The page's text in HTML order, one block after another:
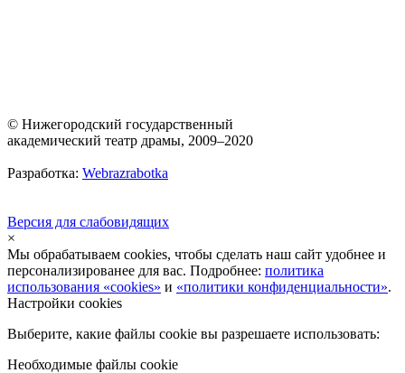
© Нижегородский государственный
академический театр драмы, 2009–2020
Разработка: Webrazrabotka
Версия для слабовидящих
×
Мы обрабатываем cookies, чтобы сделать наш сайт удобнее и
персонализированее для вас. Подробнее: политика
использования «cookies» и «политики конфиденциальности».
Настройки cookies
Выберите, какие файлы cookie вы разрешаете использовать:
Необходимые файлы cookie